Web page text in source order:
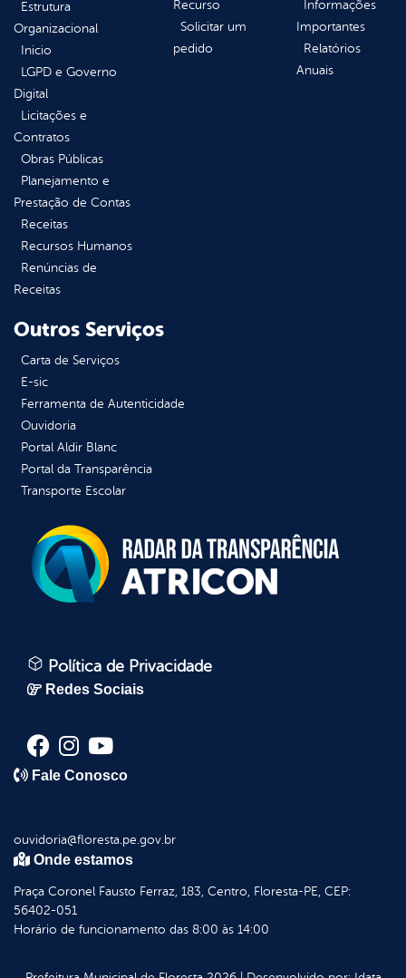
Estrutura
Organizacional
Inicio
LGPD e Governo
Digital
Licitações e
Contratos
Obras Públicas
Planejamento e
Prestação de Contas
Receitas
Recursos Humanos
Renúncias de
Receitas
Recurso
Solicitar um
pedido
Informações
Importantes
Relatórios
Anuais
Outros Serviços
Carta de Serviços
E-sic
Ferramenta de Autenticidade
Ouvidoria
Portal Aldir Blanc
Portal da Transparência
Transporte Escolar
Política de Privacidade
Redes Sociais
Fale Conosco
ouvidoria@floresta.pe.gov.br
Onde estamos
Praça Coronel Fausto Ferraz, 183, Centro, Floresta-PE, CEP:
56402-051
Horário de funcionamento das 8:00 às 14:00